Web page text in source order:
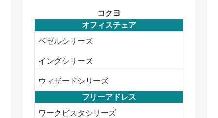
コクヨ
オフィスチェア
ベゼルシリーズ
イングシリーズ
ウィザードシリーズ
フリーアドレス
ワークビスタシリーズ